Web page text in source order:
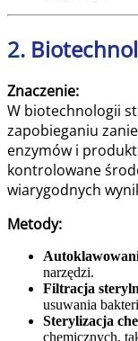
2.
Znaczenie:
W biotechnologii
zapobieganiu
enzymów i
kontrolowane
wiarygodnych
Metody:
narzędzi.
Filtracja
usuwania
Sterylizacja
chemicznych,